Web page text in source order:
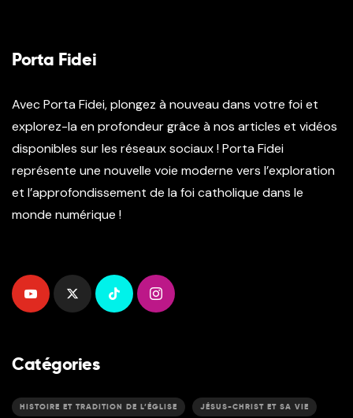
Porta Fidei
Avec Porta Fidei, plongez à nouveau dans votre foi et
explorez-la en profondeur grâce à nos articles et vidéos
disponibles sur les réseaux sociaux ! Porta Fidei
représente une nouvelle voie moderne vers l’exploration
et l’approfondissement de la foi catholique dans le
monde numérique !
Catégories
HISTOIRE ET TRADITION DE L’ÉGLISE JÉSUS-CHRIST ET SA VIE